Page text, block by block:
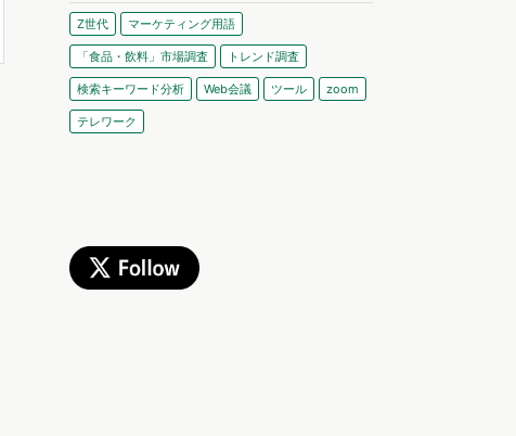
Z世代 マーケティング用語
「食品・飲料」市場調査 トレンド調査
検索キーワード分析 Web会議 ツール zoom
テレワーク